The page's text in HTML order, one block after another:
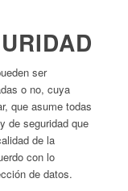
ser
o no, cuya
que asume todas
de seguridad que
de la
con lo
de datos.